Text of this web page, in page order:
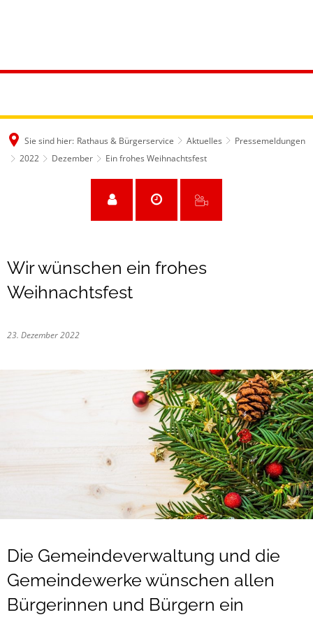
Sie sind hier: Rathaus & Bürgerservice Aktuelles
Pressemeldungen
2022
Dezember Ein frohes Weihnachtsfest
Wir wünschen ein frohes
Weihnachtsfest
23. Dezember 2022
Die Gemeindeverwaltung und die
Gemeindewerke wünschen allen
Bürgerinnen und Bürgern ein